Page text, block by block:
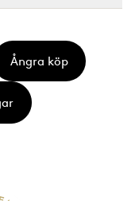
Ångra köp